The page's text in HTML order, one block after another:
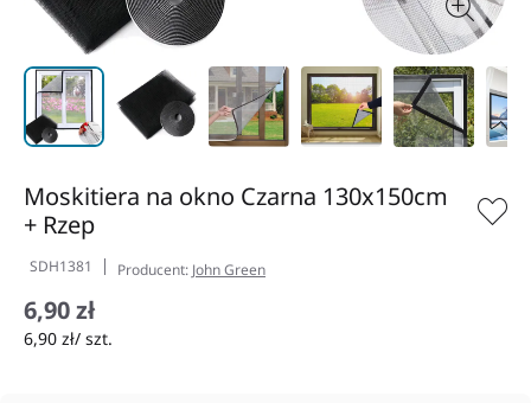
Moskitiera na okno Czarna 130x150cm
+ Rzep
SDH1381 Producent: John Green
6,90 zł
6,90 zł/ szt.